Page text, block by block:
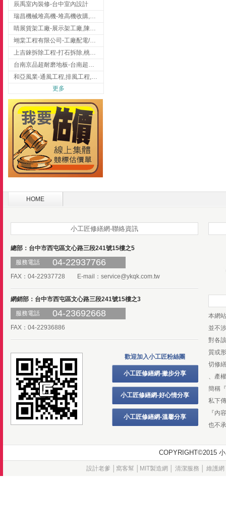
辰禹室內裝修-台中室內設計
瑞昌機械堆高機-堆高機收購,新北市堆高機,桃園堆高機
睛展貨架工廠-展示架工廠,陳列架,台中展示架工廠
翊棠工程有限公司-工廠配電/高雄消防機電公司
上吉錸拆除工程-打石拆除,桃園打石拆除,桃園拆除工程
台南京品超耐磨地板-台南超耐磨地板
和亞風業-通風工程,排風工程,彰化通風工程,彰化排風工程
更多
HOME
小工匠修繕網-聯絡資訊
總部：台中市西屯區文心路三段241號15樓之5
服務電話
04-22937766
FAX：04-22937728 E-mail： service@ykqk.com.tw
網銷部：台中市西屯區文心路三段241號15樓之3
服務電話
04-23692668
FAX：04-22936886
歡迎加入小工匠粉絲團
小工匠修繕網-撇步分享
小工匠修繕網-好心情分享
小工匠修繕網-溫馨分享
本網
並不
對各
質或
切修
、產
簡稱
私下
『內
也不
設計老爹 窩客幫│ MIT製造網 清潔服務 維護網